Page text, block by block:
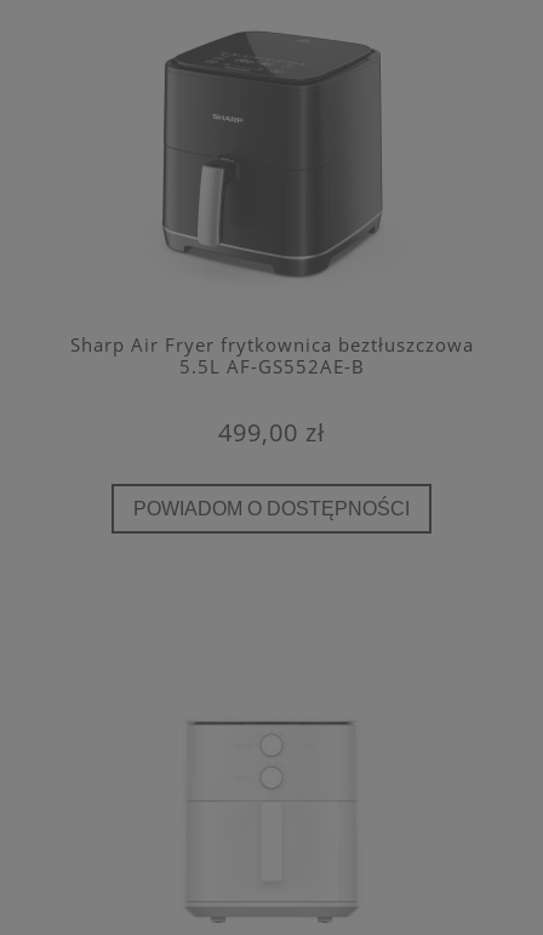
Sharp Air Fryer frytkownica beztłuszczowa
5.5L AF-GS552AE-B
499,00 zł
POWIADOM O DOSTĘPNOŚCI